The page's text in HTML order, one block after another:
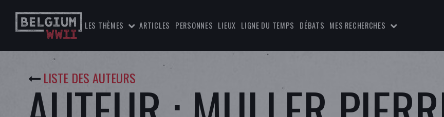
LES THÈMES ARTICLES PERSONNES LIEUX LIGNE DU TEMPS DÉBATS MES RECHERCHES
LISTE DES AUTEURS